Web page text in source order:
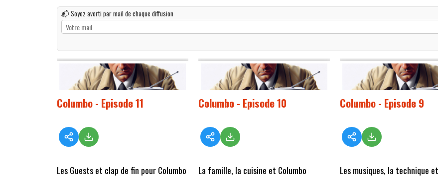
📬 Soyez averti par mail de chaque diffusion
Columbo - Episode 11
Les Guests et clap de fin pour Columbo
Columbo - Episode 10
La famille, la cuisine et Columbo
Columbo - Episode 9
Les musiques, la technique